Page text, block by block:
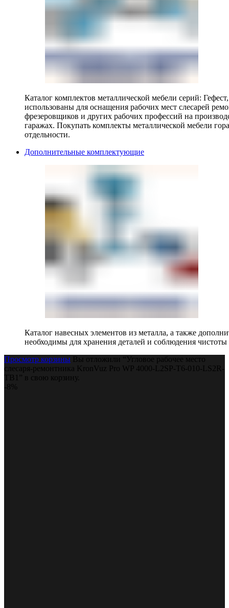
Каталог комплектов металлической мебели серий:
использованы для оснащения рабочих мест слесарей
фрезеровщиков и других рабочих профессий на
гаражах. Покупать комплекты металлической мебели
отдельности.
Дополнительные комплектующие
Каталог навесных элементов из металла, а также
необходимы для хранения деталей и соблюдения чистоты
Просмотр корзины Вы отложили “Угловое рабочее место
слесаря-ремонтника KronVuz Pro WP 4000-L2SP-T6-010-LS2R-
TB1” в свою корзину.
-8%